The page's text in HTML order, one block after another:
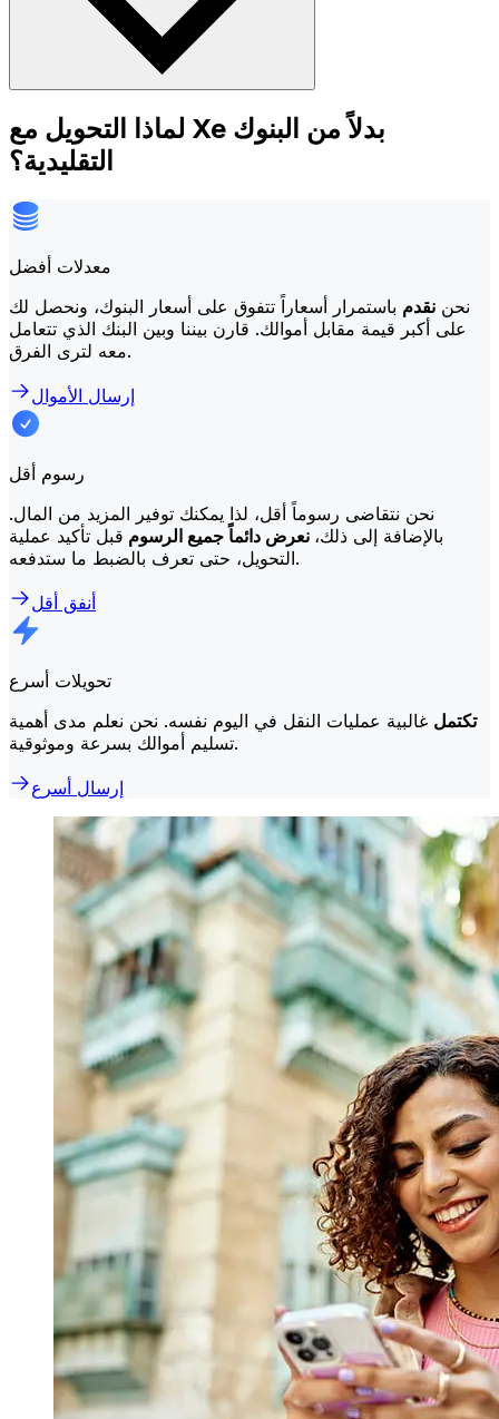
لماذا التحويل مع Xe بدلاً من البنوك
التقليدية؟
معدلات أفضل
نحن نقدم باستمرار أسعاراً تتفوق على أسعار البنوك، ونحصل لك
على أكبر قيمة مقابل أموالك. قارن بيننا وبين البنك الذي تتعامل
معه لترى الفرق.
إرسال الأموال
رسوم أقل
نحن نتقاضى رسوماً أقل، لذا يمكنك توفير المزيد من المال.
بالإضافة إلى ذلك، نعرض دائماً جميع الرسوم قبل تأكيد عملية
التحويل، حتى تعرف بالضبط ما ستدفعه.
أنفق أقل
تحويلات أسرع
تكتمل غالبية عمليات النقل في اليوم نفسه. نحن نعلم مدى أهمية
تسليم أموالك بسرعة وموثوقية.
إرسال أسرع